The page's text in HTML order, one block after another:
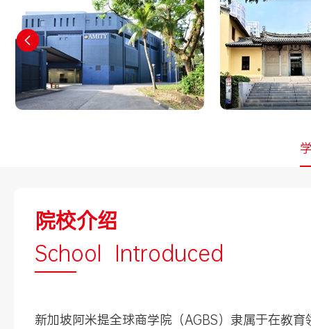
院校介绍
School Introduced
新加坡阿米提全球商学院（AGBS）隶属于在教